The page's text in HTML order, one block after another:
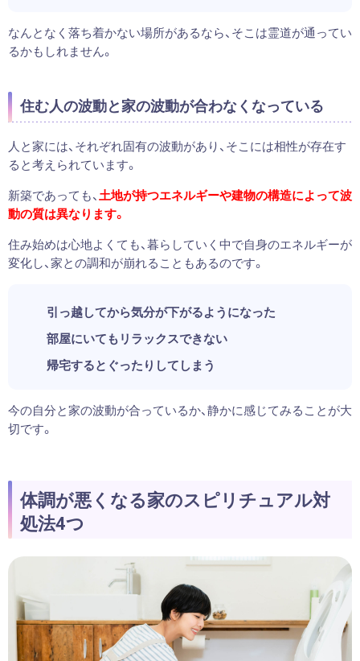
なんとなく落ち着かない場所があるなら、そこは霊道が通ってい
るかもしれません。
住む人の波動と家の波動が合わなくなっている
人と家には、それぞれ固有の波動があり、そこには相性が存在す
ると考えられています。
新築であっても、土地が持つエネルギーや建物の構造によって波
動の質は異なります。
住み始めは心地よくても、暮らしていく中で自身のエネルギーが
変化し、家との調和が崩れることもあるのです。
引っ越してから気分が下がるようになった
部屋にいてもリラックスできない
帰宅するとぐったりしてしまう
今の自分と家の波動が合っているか、静かに感じてみることが大
切です。
体調が悪くなる家のスピリチュアル対
処法4つ